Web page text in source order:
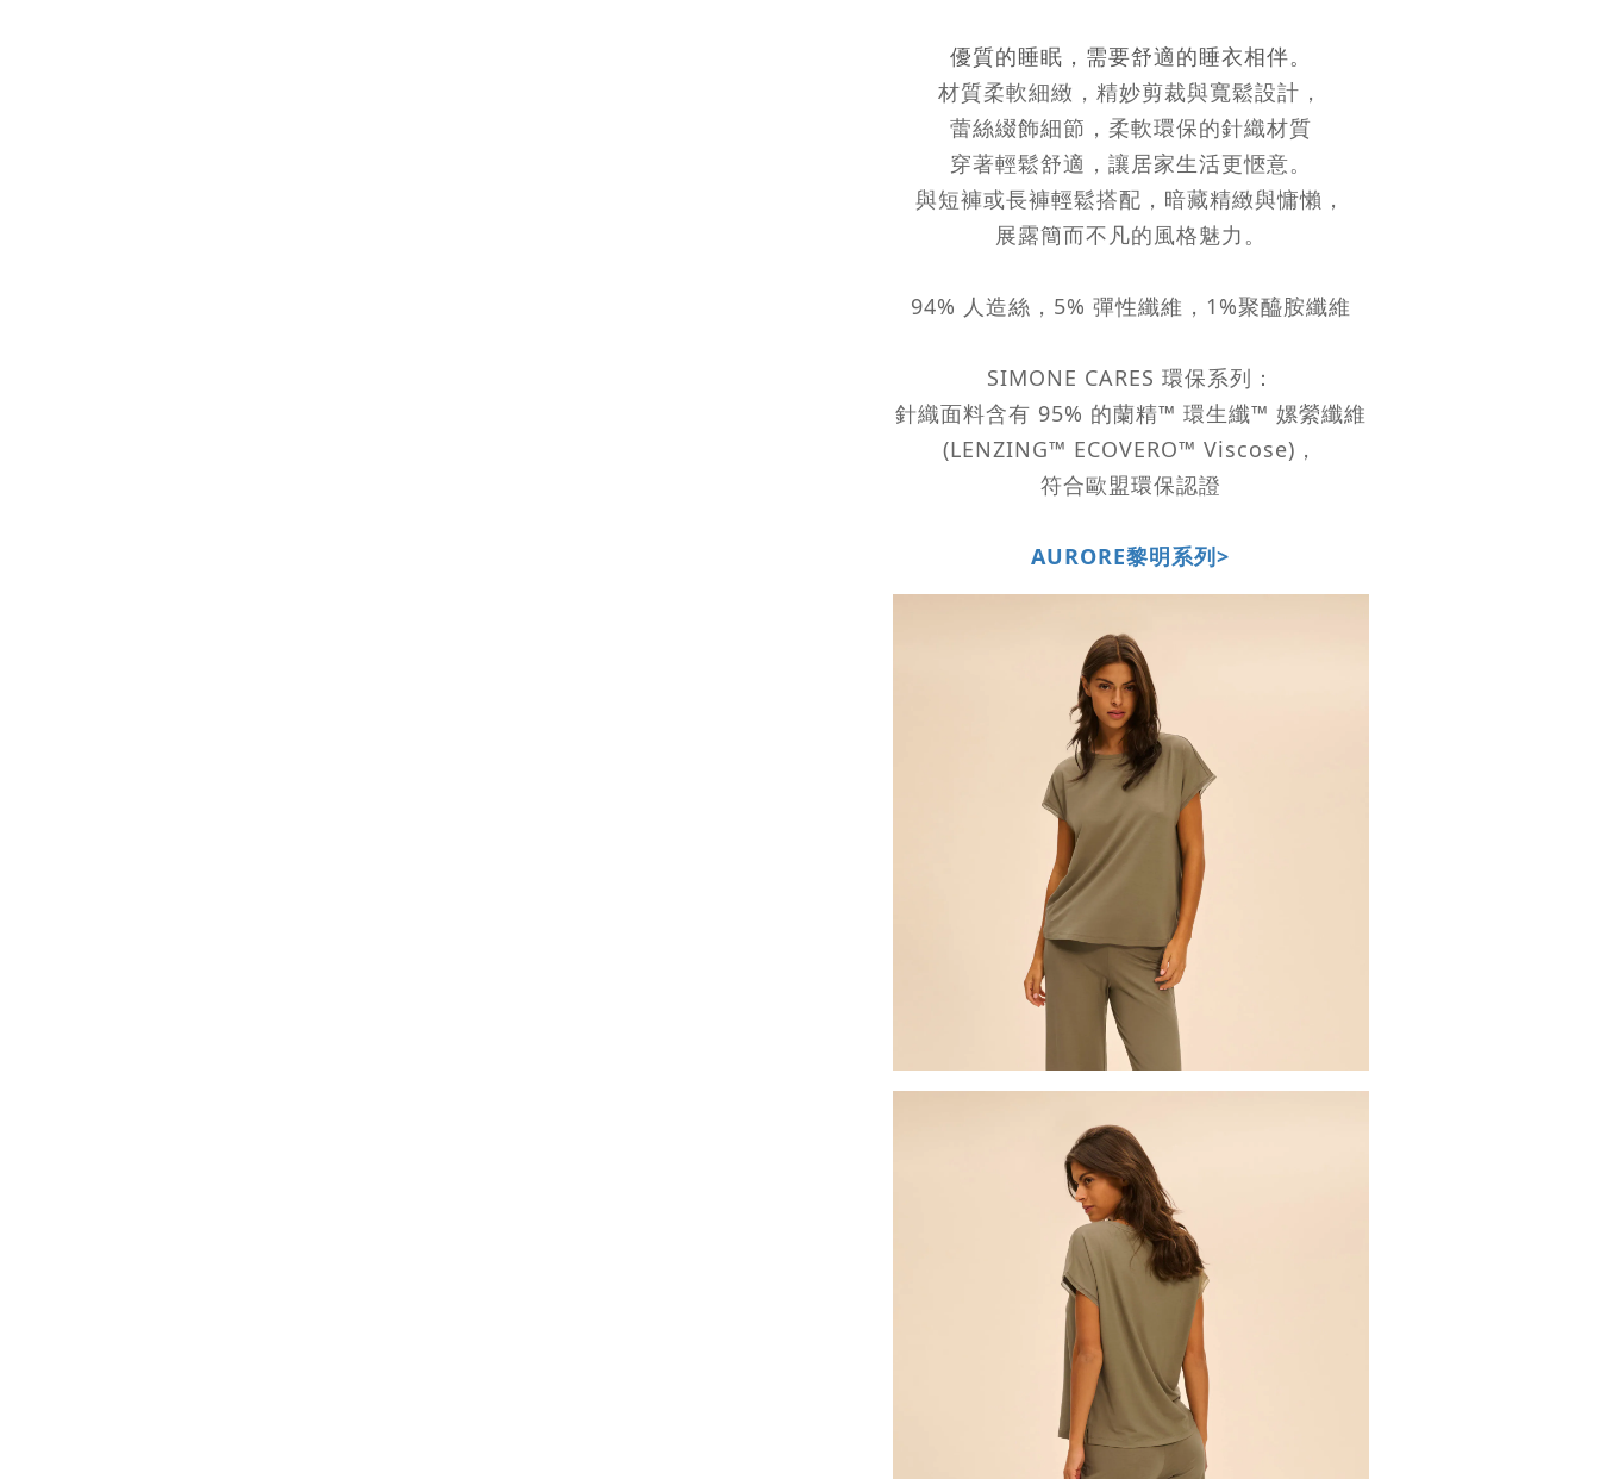
優質的睡眠，需要舒適的睡衣相伴。
材質柔軟細緻，精妙剪裁與寬鬆設計，
蕾絲綴飾細節 ， 柔軟環保的針織材質
穿著輕鬆舒適，讓居家生活更愜意。
與短褲或長褲輕鬆搭配， 暗藏精緻與慵懶，
展露簡而不凡的風格魅力。
94% 人造絲，5% 彈性纖維，1%聚醯胺纖維
SIMONE CARES 環保系列：
針織面料含有 95% 的蘭精™ 環生纖™ 嫘縈纖維
(LENZING™ ECOVERO™ Viscose)，
符合歐盟環保認證
AURORE黎明系列>